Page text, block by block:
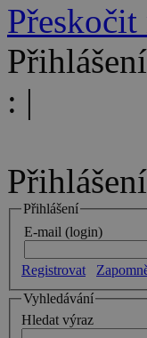
Přeskočit
Přihlášení
: |
Přihlášení
Přihlášení
E-mail (login)
Registrovat
Vyhledávání
Hledat výraz